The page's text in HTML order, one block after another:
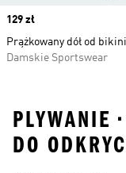
Price
129 zł
Prążkowany dół od
Damskie Sportswear
PLYWANIE
DO